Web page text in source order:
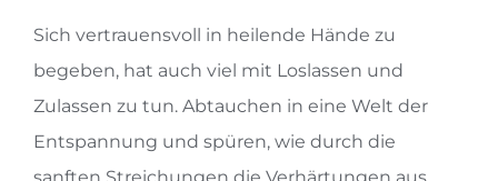
Sich vertrauensvoll in heilende Hände zu
begeben, hat auch viel mit Loslassen und
Zulassen zu tun. Abtauchen in eine Welt der
Entspannung und spüren, wie durch die
sanften Streichungen die Verhärtungen aus